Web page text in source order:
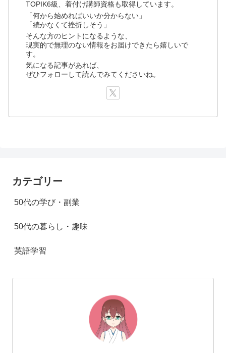
TOPIK6級、着付け講師資格も取得しています。
「何から始めればいいか分からない」
「続かなくて挫折しそう」
そんな方のヒントになるような、
現実的で無理のない情報をお届けできたら嬉しいで
す。
気になる記事があれば、
ぜひフォローして読んでみてくださいね。
カテゴリー
50代の学び・副業
50代の暮らし・趣味
英語学習